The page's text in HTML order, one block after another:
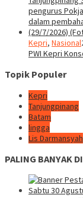
Kepri, Nasional
PWI Kepri
Topik Populer
Kepri
Tanjungpinang
Batam
lingga
Lis Darmansyah
PALING BANYAK